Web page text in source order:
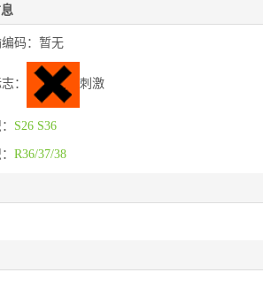
码：暂无
： 刺激
S26 S36
R36/37/38